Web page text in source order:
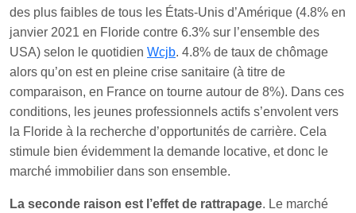
des plus faibles de tous les États-Unis d’Amérique (4.8% en
janvier 2021 en Floride contre 6.3% sur l’ensemble des
USA) selon le quotidien Wcjb. 4.8% de taux de chômage
alors qu’on est en pleine crise sanitaire (à titre de
comparaison, en France on tourne autour de 8%). Dans ces
conditions, les jeunes professionnels actifs s’envolent vers
la Floride à la recherche d’opportunités de carrière. Cela
stimule bien évidemment la demande locative, et donc le
marché immobilier dans son ensemble.
La seconde raison est l’effet de rattrapage. Le marché